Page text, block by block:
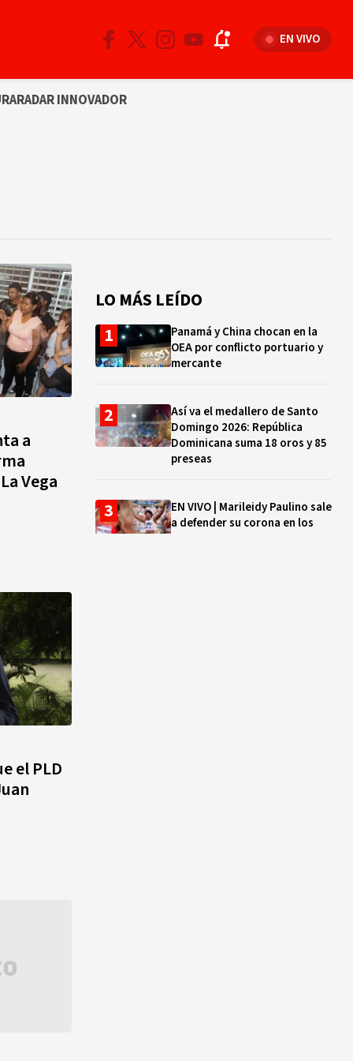
EN VIVO
RADAR INNOVADOR
a
Vega
el PLD
LO MÁS LEÍDO
Panamá y China chocan en la
OEA por conflicto portuario y
mercante
Así va el medallero de Santo
Domingo 2026: República
Dominicana suma 18 oros y 85
preseas
EN VIVO | Marileidy Paulino sale
a defender su corona en los